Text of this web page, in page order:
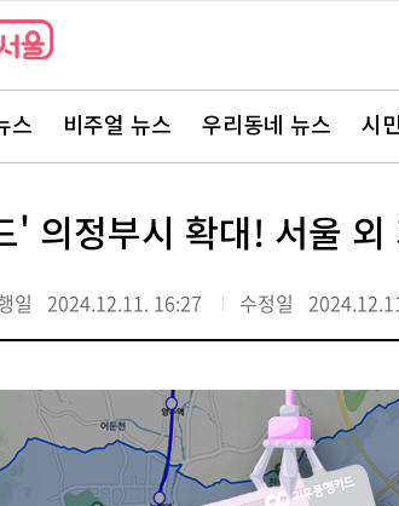
스 비주얼 뉴스 우리동네 뉴스 시
' 의정부시 확대! 서울 외
일 2024.12.11. 16:27 수정일